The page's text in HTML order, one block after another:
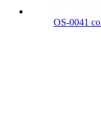
OS-0041